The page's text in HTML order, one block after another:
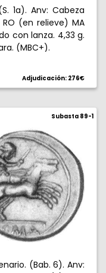
1a). Anv: Cabeza
(en relieve) MA
con lanza. 4,33 g.
(MBC+).
Adjudicación: 276€
Subasta 89-1
(Bab. 6). Anv: